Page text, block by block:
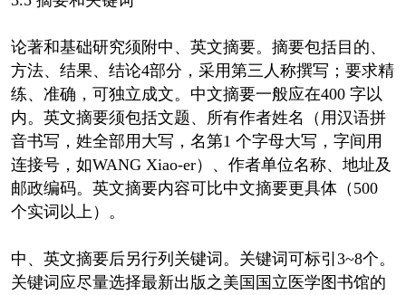
论著和基础研究须附中、英文摘要。摘要包括目的、
方法、结果、结论4部分，采用第三人称撰写；要求精
练、准确，可独立成文。中文摘要一般应在400 字以
内。英文摘要须包括文题、所有作者姓名（用汉语拼
音书写，姓全部用大写，名第1 个字母大写，字间用
连接号，如WANG Xiao-er）、作者单位名称、地址及
邮政编码。英文摘要内容可比中文摘要更具体（500
个实词以上）。
中、英文摘要后另行列关键词。关键词可标引3~8个。
关键词应尽量选择最新出版之美国国立医学图书馆的